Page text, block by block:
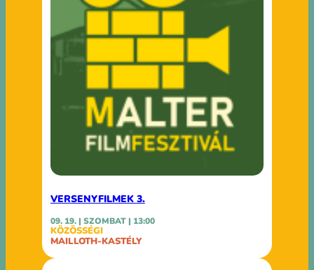
VERSENYFILMEK 3.
09. 19. | SZOMBAT | 13:00
KÖZÖSSÉGI
MAILLOTH-KASTÉLY